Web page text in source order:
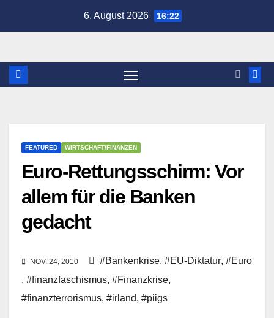
6. August 2026 16:22
FEATURED WIRTSCHAFT/FINANZEN
Euro-Rettungsschirm: Vor
allem für die Banken
gedacht
NOV. 24, 2010 #Bankenkrise, #EU-Diktatur, #Euro
, #finanzfaschismus, #Finanzkrise,
#finanzterrorismus, #irland, #piigs